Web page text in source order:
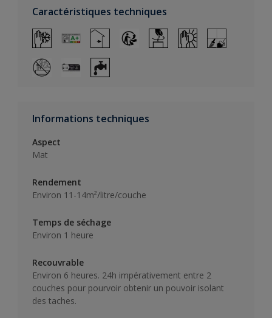
Caractéristiques techniques
Informations techniques
Aspect
Mat
Rendement
Environ 11-14m²/litre/couche
Temps de séchage
Environ 1 heure
Recouvrable
Environ 6 heures. 24h impérativement entre 2
couches pour pourvoir obtenir un pouvoir isolant
des taches.